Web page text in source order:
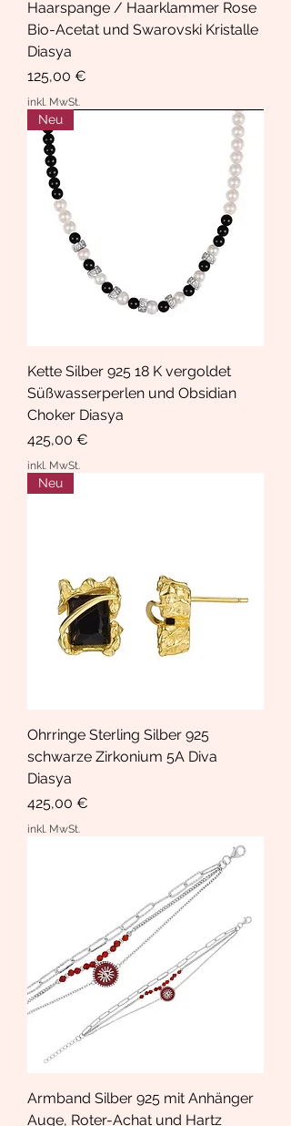
Haarspange / Haarklammer Rose
Bio-Acetat und Swarovski Kristalle
Diasya
Preis
125,00 €
inkl. MwSt.
Neu
Kette Silber 925 18 K vergoldet
Süßwasserperlen und Obsidian
Choker Diasya
Preis
425,00 €
inkl. MwSt.
Neu
Ohrringe Sterling Silber 925
schwarze Zirkonium 5A Diva
Diasya
Preis
425,00 €
inkl. MwSt.
Armband Silber 925 mit Anhänger
Auge, Roter-Achat und Hartz